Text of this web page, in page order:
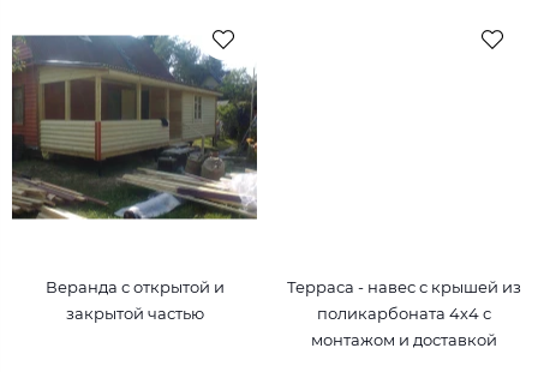
Веранда с открытой и
закрытой частью
Терраса - навес с крышей из
поликарбоната 4х4 с
монтажом и доставкой